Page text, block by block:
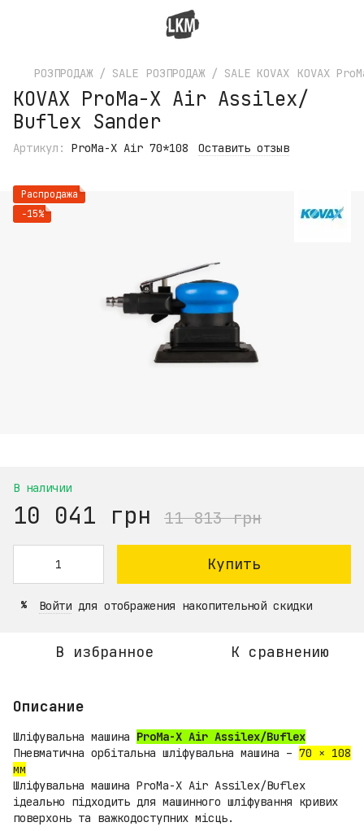
РОЗПРОДАЖ / SALE РОЗПРОДАЖ / SALE KOVAX KOVAX
KOVAX ProMa-X Air Assilex/
Buflex Sander
Артикул: ProMa-X Air 70*108 Оставить отзыв
Распродажа
−15%
В наличии
10 041 грн 11 813 грн
Купить
% Войти для отображения накопительной скидки
В избранное К сравнению
Описание
Шліфувальна машина ProMa-X Air Assilex/Buflex
Пневматична орбітальна шліфувальна машина – 70 × 108
мм
Шліфувальна машина ProMa-X Air Assilex/Buflex
ідеально підходить для машинного шліфування кривих
поверхонь та важкодоступних місць.